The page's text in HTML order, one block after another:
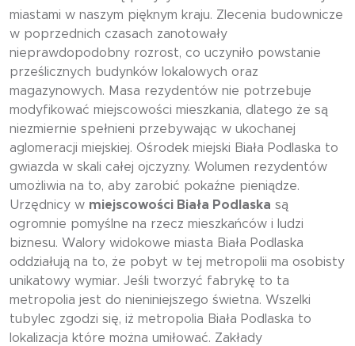
miastami w naszym pięknym kraju. Zlecenia budownicze
w poprzednich czasach zanotowały
nieprawdopodobny rozrost, co uczyniło powstanie
prześlicznych budynków lokalowych oraz
magazynowych. Masa rezydentów nie potrzebuje
modyfikować miejscowości mieszkania, dlatego że są
niezmiernie spełnieni przebywając w ukochanej
aglomeracji miejskiej. Ośrodek miejski Biała Podlaska to
gwiazda w skali całej ojczyzny. Wolumen rezydentów
umożliwia na to, aby zarobić pokaźne pieniądze.
Urzędnicy w miejscowości Biała Podlaska są
ogromnie pomyślne na rzecz mieszkańców i ludzi
biznesu. Walory widokowe miasta Biała Podlaska
oddziałują na to, że pobyt w tej metropolii ma osobisty
unikatowy wymiar. Jeśli tworzyć fabrykę to ta
metropolia jest do nieniniejszego świetna. Wszelki
tubylec zgodzi się, iż metropolia Biała Podlaska to
lokalizacja które można umiłować. Zakłady